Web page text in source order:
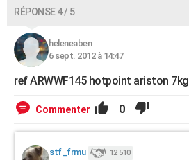
RÉPONSE 4 / 5
heleneaben
6 sept. 2012 à 14:47
ref ARWWF145 hotpoint ariston 7kg
Commenter 0
stf_frmu 12 510